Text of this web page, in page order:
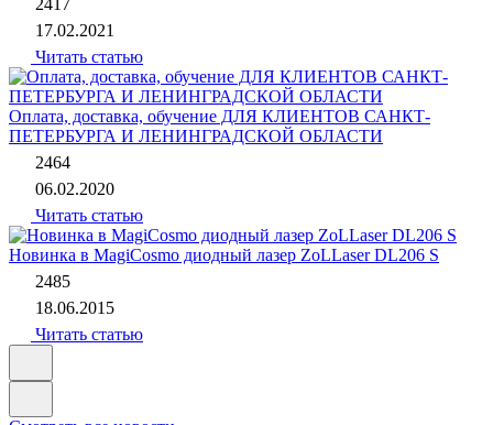
2417
17.02.2021
Читать статью
Оплата, доставка, обучение ДЛЯ КЛИЕНТОВ САНКТ-
ПЕТЕРБУРГА И ЛЕНИНГРАДСКОЙ ОБЛАСТИ
2464
06.02.2020
Читать статью
Новинка в MagiCosmo диодный лазер ZoLLaser DL206 S
2485
18.06.2015
Читать статью